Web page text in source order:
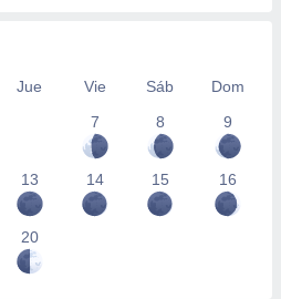
Jue Vie Sáb
Dom
7
8 9
13 14 15 16
20